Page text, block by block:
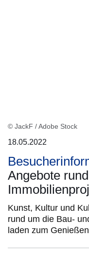
© JackF / Adobe Stock
18.05.2022
Angebote
Kunst, Kultur und
rund um die Bau-
laden zum